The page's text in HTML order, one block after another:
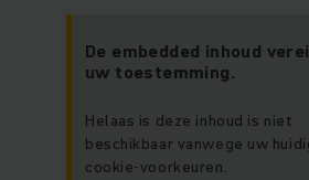
De embedded inhoud
uw toestemming.
Helaas is deze inhoud is niet
beschikbaar vanwege uw
cookie-voorkeuren.